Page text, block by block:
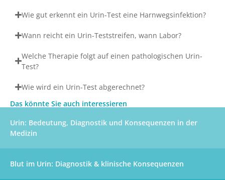
Wie gut erkennt ein Urin-Test eine Harnwegsinfektion?
Wann reicht ein Urin-Teststreifen, wann Labor?
Welche Therapie folgt auf einen pathologischen Urin-
Test?
Wie wird ein Urin-Test abgerechnet?
Das könnte Sie auch interessieren
Urin: Bedeutung, Diagnostik und Konsequenzen in der
Medizin
Blut im Urin: Diagnostik & klinische Konsequenzen